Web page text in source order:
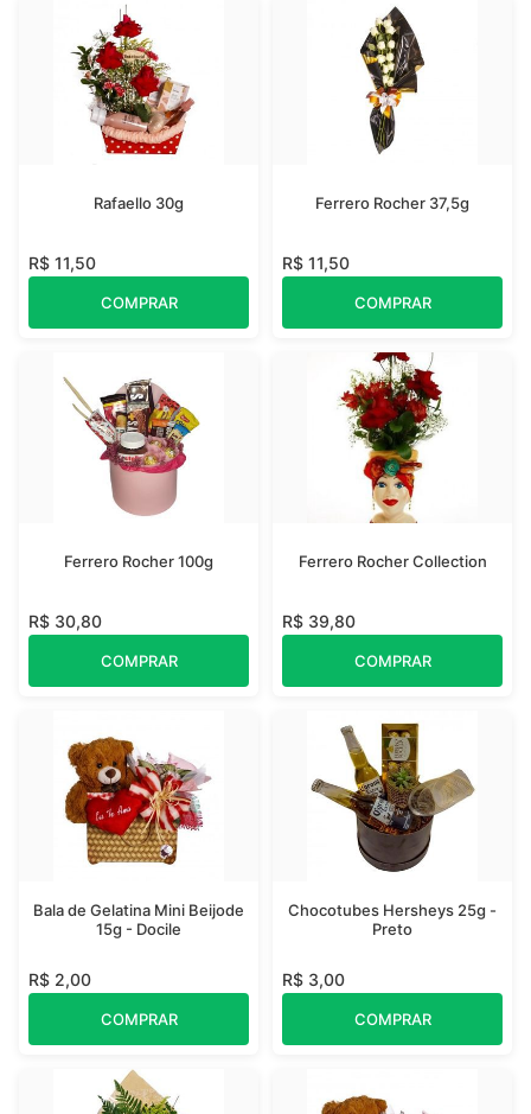
Rafaello 30g
R$ 11,50
COMPRAR
Ferrero Rocher 37,5g
R$ 11,50
COMPRAR
Ferrero Rocher 100g
R$ 30,80
COMPRAR
Ferrero Rocher Collection
R$ 39,80
COMPRAR
Bala de Gelatina Mini Beijode
15g - Docile
R$ 2,00
COMPRAR
Chocotubes Hersheys 25g -
Preto
R$ 3,00
COMPRAR